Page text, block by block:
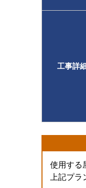
工事詳
使用する
上記プ